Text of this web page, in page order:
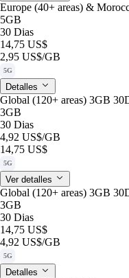
Europe (40+ areas) &
5GB
30 Dias
14,75 US$
2,95 US$/GB
5G
Detalles
Global (120+ areas) 3GB
3GB
30 Dias
4,92 US$/GB
14,75 US$
5G
Ver detalles
Global (120+ areas) 3GB
3GB
30 Dias
14,75 US$
4,92 US$/GB
5G
Detalles